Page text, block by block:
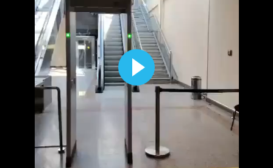
“Həmin görüntülər həqiqəti əks